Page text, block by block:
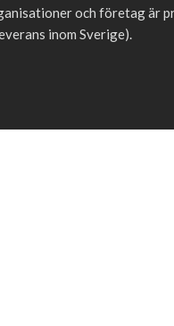
och företag är
inom Sverige).